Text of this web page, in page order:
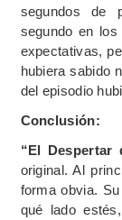
segundos de
segundo en
expectativas,
hubiera sabido
del episodio
Conclusión:
“El Despertar
original. Al
forma obvia.
qué lado